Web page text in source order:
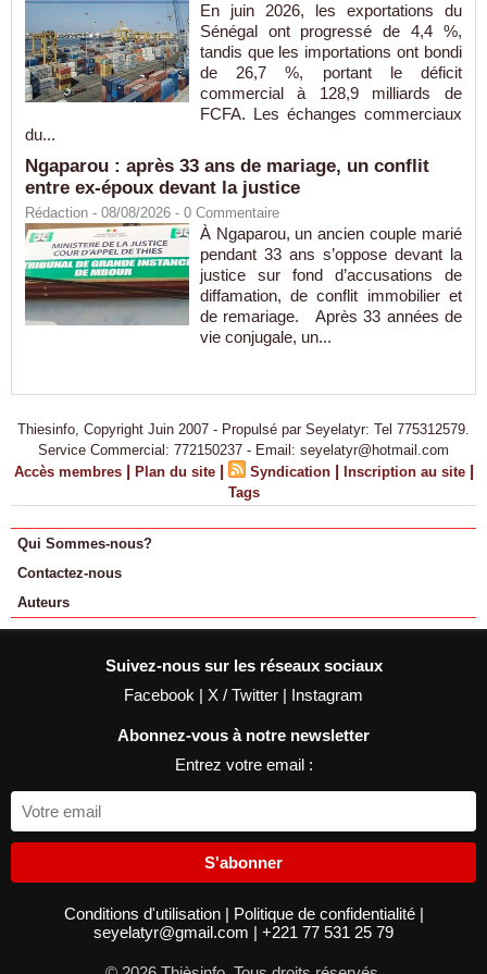
En juin 2026, les exportations du
Sénégal ont progressé de 4,4 %,
tandis que les importations ont bondi
de 26,7 %, portant le déficit
commercial à 128,9 milliards de
FCFA. Les échanges commerciaux
du...
Ngaparou : après 33 ans de mariage, un conflit
entre ex-époux devant la justice
Rédaction - 08/08/2026 - 0 Commentaire
À Ngaparou, un ancien couple marié
pendant 33 ans s’oppose devant la
justice sur fond d’accusations de
diffamation, de conflit immobilier et
de remariage. Après 33 années de
vie conjugale, un...
Thiesinfo, Copyright Juin 2007 - Propulsé par Seyelatyr: Tel 775312579.
Service Commercial: 772150237 - Email: seyelatyr@hotmail.com
Accès membres | Plan du site | Syndication | Inscription au site |
Tags
Qui Sommes-nous?
Contactez-nous
Auteurs
Suivez-nous sur les réseaux sociaux
Facebook | X / Twitter | Instagram
Abonnez-vous à notre newsletter
Entrez votre email :
S'abonner
Conditions d'utilisation | Politique de confidentialité |
seyelatyr@gmail.com | +221 77 531 25 79